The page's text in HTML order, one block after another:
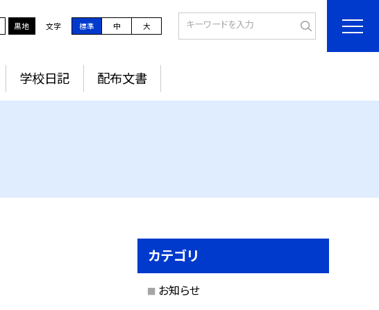
黒地 文字 標準 中 大
学校日記 配布文書
カテゴリ
お知らせ